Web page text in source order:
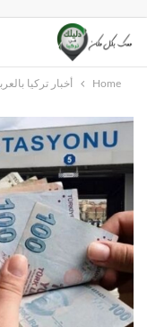
Home أخبار تركيا